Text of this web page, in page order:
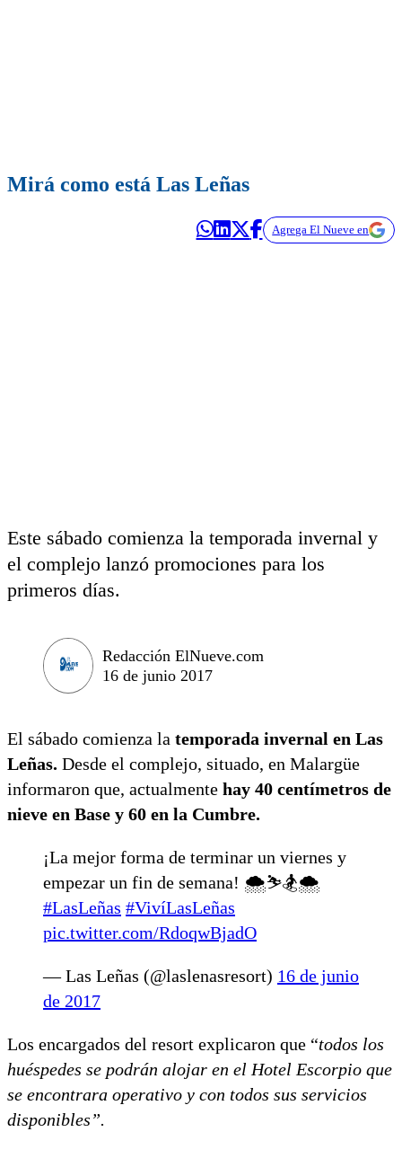
Mirá como está Las Leñas
Agrega El Nueve en
Este sábado comienza la temporada invernal y
el complejo lanzó promociones para los
primeros días.
Redacción ElNueve.com
16 de junio 2017
El sábado comienza la temporada invernal en Las
Leñas. Desde el complejo, situado, en Malargüe
informaron que, actualmente hay 40 centímetros de
nieve en Base y 60 en la Cumbre.
¡La mejor forma de terminar un viernes y
empezar un fin de semana! 🌨️⛷️🏂🌨️
#LasLeñas #VivíLasLeñas
pic.twitter.com/RdoqwBjadO
— Las Leñas (@laslenasresort) 16 de junio
de 2017
Los encargados del resort explicaron que “todos los
huéspedes se podrán alojar en el Hotel Escorpio que
se encontrara operativo y con todos sus servicios
disponibles”.